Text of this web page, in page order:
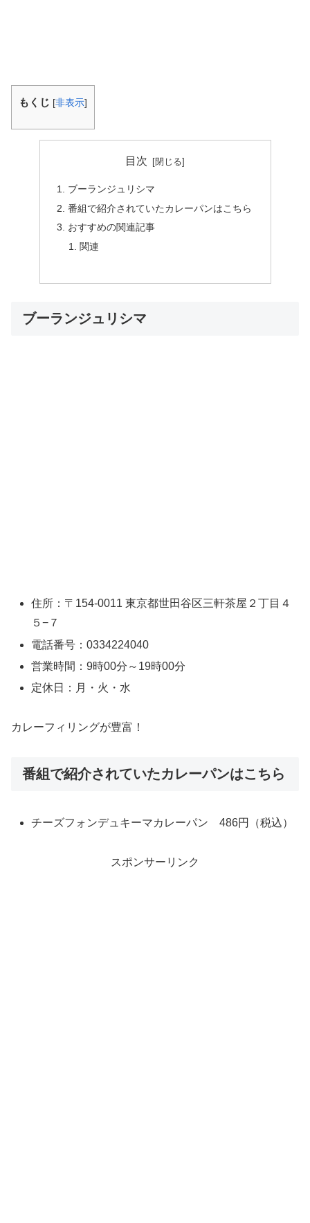
もくじ [非表示]
目次
ブーランジュリシマ
番組で紹介されていたカレーパンはこちら
おすすめの関連記事
関連
ブーランジュリシマ
住所：〒154-0011 東京都世田谷区三軒茶屋２丁目４
５−７
電話番号：0334224040
営業時間：9時00分～19時00分
定休日：月・火・水
カレーフィリングが豊富！
番組で紹介されていたカレーパンはこちら
チーズフォンデュキーマカレーパン 486円（税込）
スポンサーリンク